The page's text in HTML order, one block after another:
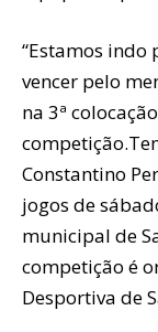
“Estamos indo
vencer pelo
na 3ª
Constantino
jogos de
municipal de
competição é
Desportiva de